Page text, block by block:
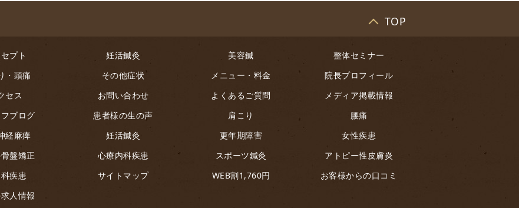
TOP
プト 妊活鍼灸 美容鍼
整体セミナー
・頭痛 その他症状 メニュー・料金
院長プロフィール
セス お問い合わせ よくあるご質問
メディア掲載情報
ブログ 患者様の生の声 肩こり
腰痛
経麻痺 妊活鍼灸 更年期障害
女性疾患
盤矯正 心療内科疾患 スポーツ鍼灸
アトピー性皮膚炎
疾患 サイトマップ WEB割1,760円
お客様からの口コミ
人情報